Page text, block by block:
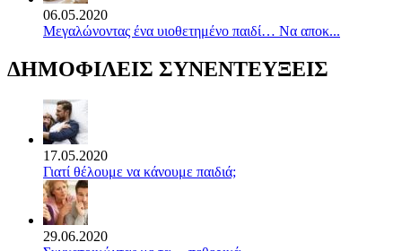
06.05.2020
Mεγαλώνοντας ένα υιοθετημένο παιδί… Να αποκ...
ΔΗΜΟΦΙΛΕΙΣ ΣΥΝΕΝΤΕΥΞΕΙΣ
17.05.2020
Γιατί θέλουμε να κάνουμε παιδιά;
29.06.2020